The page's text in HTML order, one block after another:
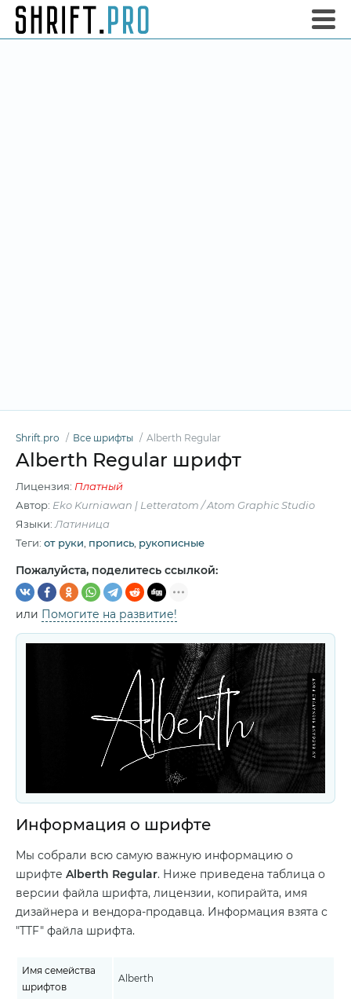
Shrift.pro Все шрифты Alberth Regular
Alberth Regular шрифт
Лицензия: Платный
Автор: Eko Kurniawan | Letteratom / Atom Graphic Studio
Языки: Латиница
Теги: от руки пропись рукописные
Пожалуйста, поделитесь ссылкой:
или Помогите на развитие!
Информация о шрифте
Мы собрали всю самую важную информацию о
шрифте Alberth Regular. Ниже приведена таблица о
версии файла шрифта, лицензии, копирайта, имя
дизайнера и вендора-продавца. Информация взята с
"TTF" файла шрифта.
Имя семейства
шрифтов
Alberth